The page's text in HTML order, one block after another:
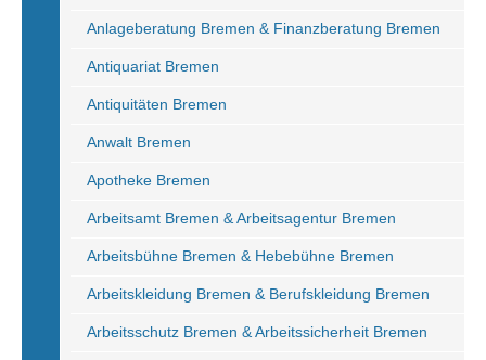
Anlageberatung Bremen & Finanzberatung Bremen
Antiquariat Bremen
Antiquitäten Bremen
Anwalt Bremen
Apotheke Bremen
Arbeitsamt Bremen & Arbeitsagentur Bremen
Arbeitsbühne Bremen & Hebebühne Bremen
Arbeitskleidung Bremen & Berufskleidung Bremen
Arbeitsschutz Bremen & Arbeitssicherheit Bremen